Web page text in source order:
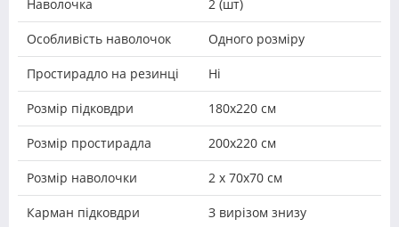
Наволочка 2 (шт)
Особливість наволочок Одного розміру
Простирадло на резинці Ні
Розмір підковдри 180х220 см
Розмір простирадла 200х220 см
Розмір наволочки 2 х 70х70 см
Карман підковдри З вирізом знизу